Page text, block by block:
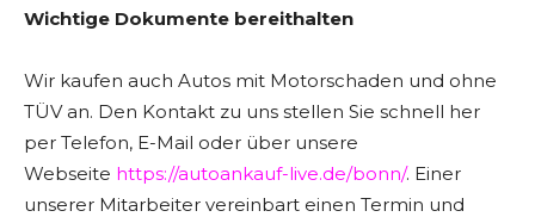
Wichtige Dokumente bereithalten
Wir kaufen auch Autos mit Motorschaden und ohne
TÜV an. Den Kontakt zu uns stellen Sie schnell her
per Telefon, E-Mail oder über unsere
Webseite https://autoankauf-live.de/bonn/. Einer
unserer Mitarbeiter vereinbart einen Termin und